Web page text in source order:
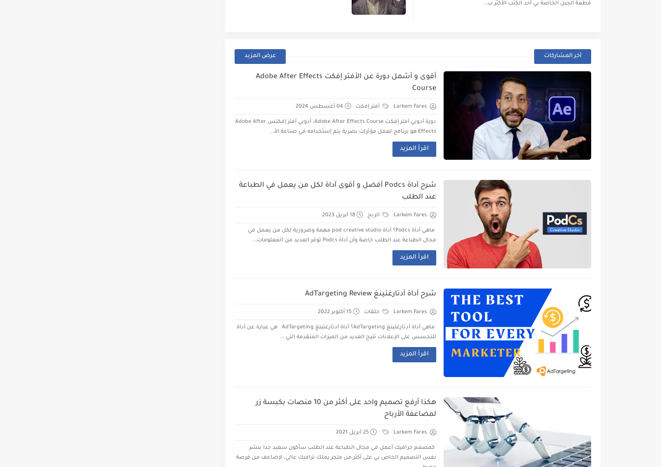
قطعة الجبن الخاصة بي أحد الكتب الأكثر ب...
آخر المشاركات عرض المزيد
أقوى و أشمل دورة عن الأفتر إفكت Adobe After Effects
Course
Larkem Fares أفتر إفكت 04 أغسطس 2024
دورة أدوبي أفتر إفكت Adobe After Effects Course: أدوبي أفتر إفكتس Adobe After
Effects هو برنامج لعمل مؤثرات بصرية يتم إستخدامه في صناعة الأ...
اقرأ المزيد
شرح آداة Podcs أفضل و أقوى آداة لكل من يعمل في الطباعة
عند الطلب
Larkem Fares الربح 18 أبريل 2023
ماهي آداة Podcs؟ آداة pod creative studio مهمة وضرورية لكل من يعمل في
مجال الطباعة عند الطلب خاصة وأن آداة Podcs توفر العديد من المعلومات...
اقرأ المزيد
شرح آداة آدتارغتينغ AdTargeting Review
Larkem Fares حلقات 15 أكتوبر 2022
ماهي آداة آدتارغتينغ AdTargeting؟ آداة آدتارغتينغ AdTargeting هي عبارة عن آداة
للتجسس على الإعلانات تتيح العديد من الميزات المتقدمة التي ...
اقرأ المزيد
هكذا أرفع تصميم واحد على أكثر من 10 منصات بكبسة زر
لمضاعفة الأرباح
Larkem Fares 25 أبريل 2021
كمصمم جرافيك أعمل في مجال الطباعة عند الطلب سأكون سعيد جدا بنشر
نفس التصميم الخاص بي على أكثر من متجر يملك ترافيك عالي، لإضاعف من فرصة